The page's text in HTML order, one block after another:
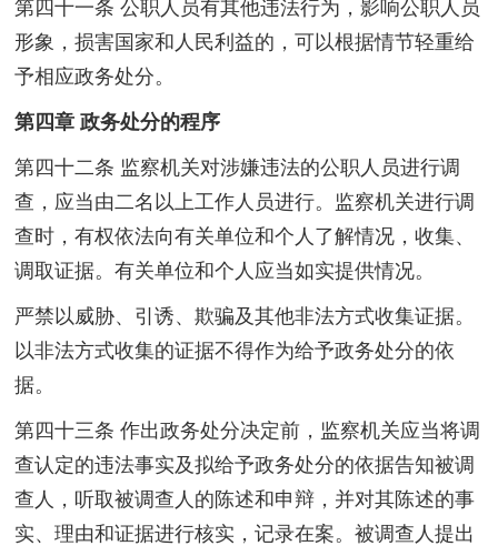
第四十一条 公职人员有其他违法行为，影响公职人员
形象，损害国家和人民利益的，可以根据情节轻重给
予相应政务处分。
第四章 政务处分的程序
第四十二条 监察机关对涉嫌违法的公职人员进行调
查，应当由二名以上工作人员进行。监察机关进行调
查时，有权依法向有关单位和个人了解情况，收集、
调取证据。有关单位和个人应当如实提供情况。
严禁以威胁、引诱、欺骗及其他非法方式收集证据。
以非法方式收集的证据不得作为给予政务处分的依
据。
第四十三条 作出政务处分决定前，监察机关应当将调
查认定的违法事实及拟给予政务处分的依据告知被调
查人，听取被调查人的陈述和申辩，并对其陈述的事
实、理由和证据进行核实，记录在案。被调查人提出